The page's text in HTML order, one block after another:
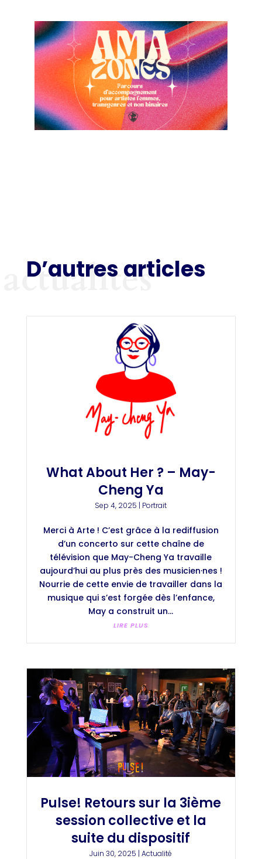
D’autres articles
actualités
What About Her ? – May-
Cheng Ya
Sep 4, 2025 Portrait
Merci à Arte ! C’est grâce à la rediffusion
d’un concerto sur cette chaîne de
télévision que May-Cheng Ya travaille
aujourd’hui au plus près des musicien·nes !
Nourrie de cette envie de travailler dans la
musique qui s’est forgée dès l’enfance,
May a construit un...
LIRE PLUS
Pulse! Retours sur la 3ième
session collective et la
suite du dispositif
Juin 30, 2025 |Actualité